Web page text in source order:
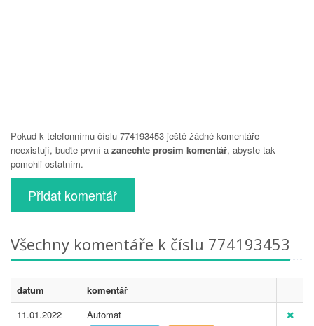
Pokud k telefonnímu číslu 774193453 ještě žádné komentáře
neexistují, buďte první a zanechte prosím komentář, abyste tak
pomohli ostatním.
Přidat komentář
Všechny komentáře k číslu 774193453
datum
komentář
11.01.2022
Automat